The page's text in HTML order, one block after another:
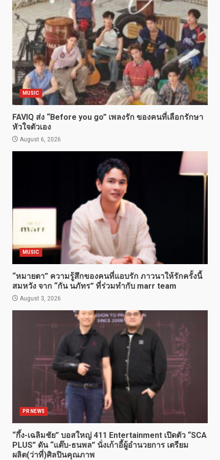
MUSIC
FAVIQ ส่ง “Before you go” เพลงรัก ของคนที่เลือกรักษา
หัวใจตัวเอง
August 6, 2026
MUSIC
“หมายตา” ความรู้สึกของคนที่แอบรัก ภาวนาให้รักครั้งนี้
สมหวัง จาก “กัน นภัทร” ที่ร่วมทำกับ marr team
August 3, 2026
PR NEWS
“กึ้ง-เฉลิมชัย” บอสใหญ่ 411 Entertainment เปิดตัว “SCA
PLUS” ดัน “แต๊บ-ธนพล” นั่งเก้าอี้ผู้อำนวยการ เตรียม
ผลิต(ว่าที่)ศิลปินคุณภาพ